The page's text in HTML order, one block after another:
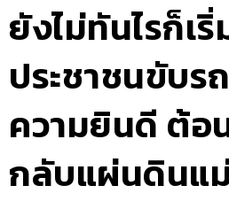
ยังไม่ทันไรก็เ
ประชาชนขับ
ความยินดี ต้
กลับแผ่นดินแ